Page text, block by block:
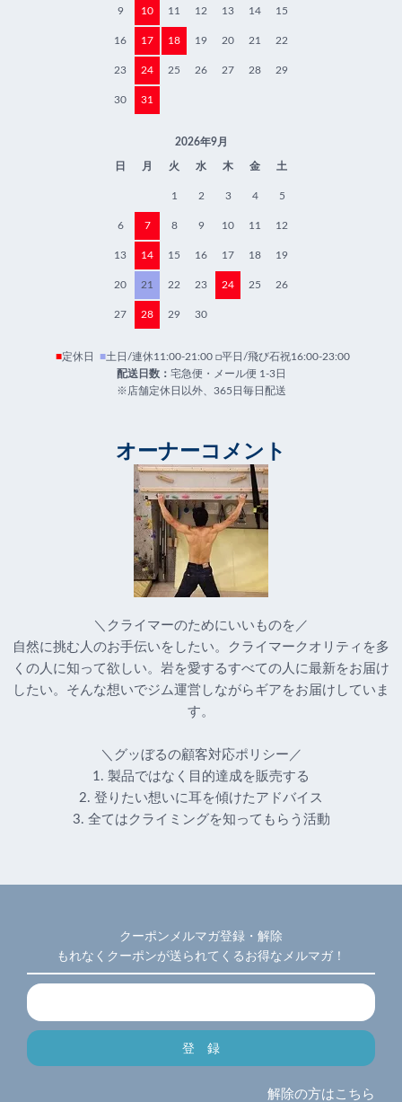
9 10 11 12 13 14 15
16 17 18 19 20 21 22
23 24 25 26 27 28 29
30 31
2026年9月
日 月 火 水 木 金 土
1 2 3 4 5
6 7 8 9 10 11 12
13 14 15 16 17 18 19
20 21 22 23 24 25 26
27 28 29 30
■定休日 ■土日/連休11:00-21:00 □平日/飛び石祝16:00-23:00
配送日数： 宅急便・メール便 1-3日
※店舗定休日以外、365日毎日配送
オーナーコメント
＼クライマーのためにいいものを／
自然に挑む人のお手伝いをしたい。クライマークオリティを多
くの人に知って欲しい。岩を愛するすべての人に最新をお届け
したい。そんな想いでジム運営しながらギアをお届けしていま
す。
＼グッぼるの顧客対応ポリシー／
1. 製品ではなく目的達成を販売する
2. 登りたい想いに耳を傾けたアドバイス
3. 全てはクライミングを知ってもらう活動
クーポンメルマガ登録・解除
もれなくクーポンが送られてくるお得なメルマガ！
解除の方はこちら